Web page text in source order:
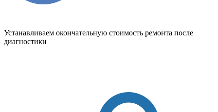
Устанавливаем окончательную стоимость ремонта после
диагностики